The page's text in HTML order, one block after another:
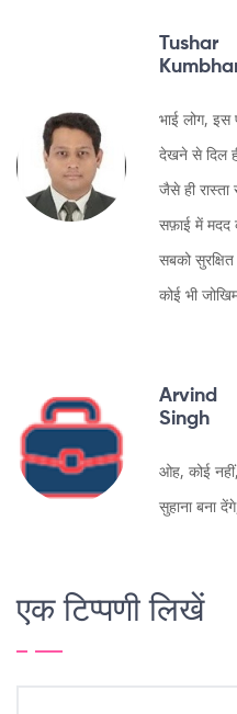
Tushar
भाई लोग, इस
देखने से दिल
जैसे ही
सफ़ाई में मदद
सबको
कोई भी
Arvind
Singh
ओह, कोई
सुहाना बना
एक टिप्पणी लिखें